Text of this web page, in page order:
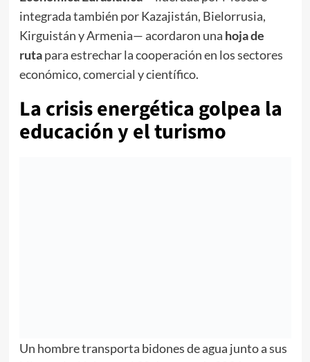
integrada también por Kazajistán, Bielorrusia,
Kirguistán y Armenia— acordaron una hoja de
rutapara estrechar la cooperación en los sectores
económico, comercial y científico.
La crisis energética golpea la
educación y el turismo
Un hombre transporta bidones de agua junto a sus